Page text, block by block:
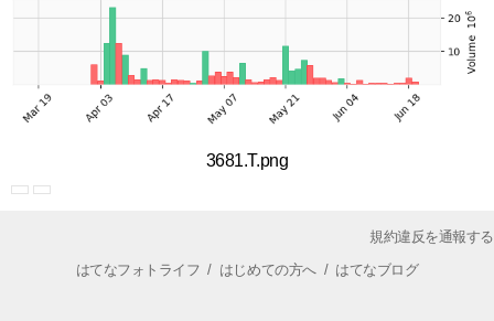
3681.T.png
規約違反を通報する
はてなフォトライフ / はじめての方へ/ はてなブログ